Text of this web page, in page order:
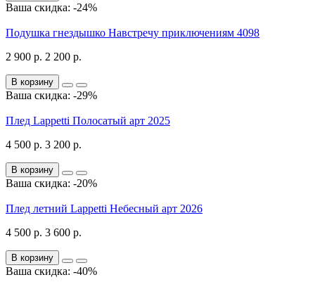
Ваша скидка: -24%
Подушка гнездышко Навстречу приключениям 4098
2 900 р. 2 200 р.
В корзину
Ваша скидка: -29%
Плед Lappetti Полосатый арт 2025
4 500 р. 3 200 р.
В корзину
Ваша скидка: -20%
Плед летний Lappetti Небесный арт 2026
4 500 р. 3 600 р.
В корзину
Ваша скидка: -40%